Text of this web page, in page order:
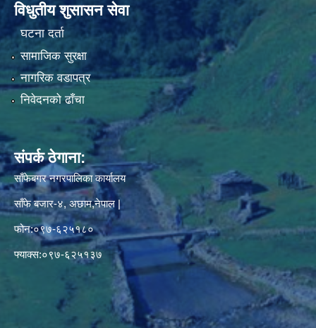
विधुतीय शुसासन सेवा
घटना दर्ता
सामाजिक सुरक्षा
नागरिक वडापत्र
निवेदनको ढाँचा
संपर्क ठेगाना:
साँफेबगर नगरपालिका कार्यालय
साँफे बजार-४, अछाम,नेपाल |
फोन:०९७-६२५१८०
फ्याक्स:०९७-६२५१३७